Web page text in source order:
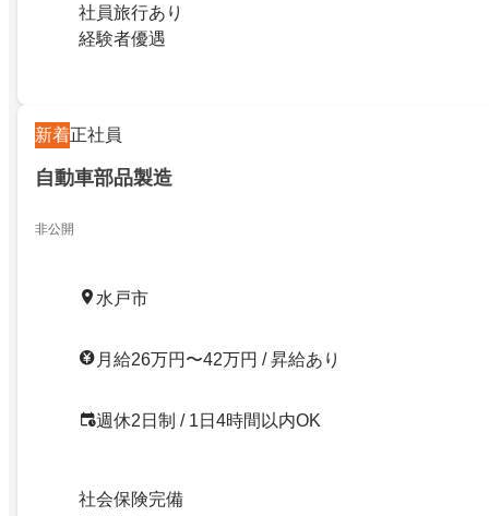
社員旅行あり
経験者優遇
新着正社員
自動車部品製造
非公開
水戸市
月給26万円〜42万円 / 昇給あり
週休2日制 / 1日4時間以内OK
社会保険完備